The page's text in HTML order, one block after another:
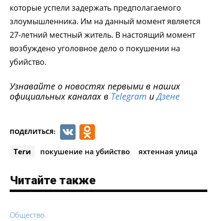
которые успели задержать предполагаемого
злоумышленника. Им на данный момент является
27-летний местный житель. В настоящий момент
возбуждено уголовное дело о покушении на
убийство.
Узнавайте о новостях первыми в наших
официальных каналах в Telegram иДзене
ПОДЕЛИТЬСЯ: VK
Теги покушение на убийство яхтенная улица
Читайте также
Общество